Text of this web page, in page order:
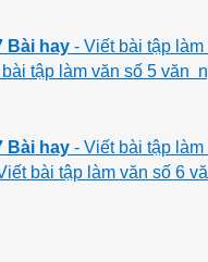
Bài hay - Viết bài tập
tập làm văn số 5 văn
Bài hay - Viết bài tập
bài tập làm văn số 6